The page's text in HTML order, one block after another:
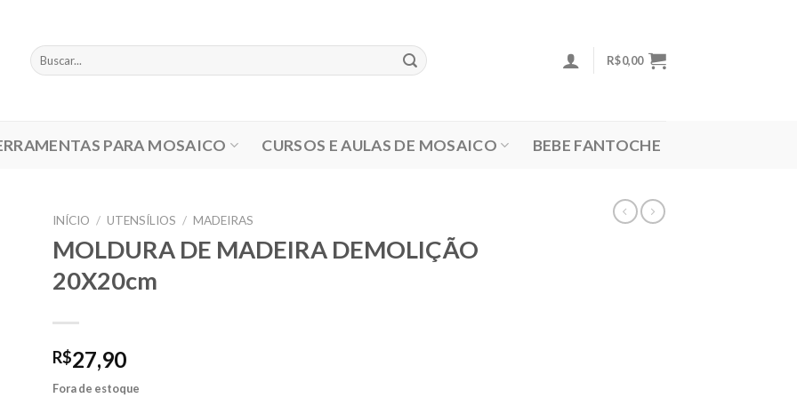
Pesquisar
por:
R$0,00
PARA MOSAICO CURSOS E AULAS DE MOSAICO BEBE FANTOCHE
INÍCIO / UTENSÍLIOS / MADEIRAS
MOLDURA DE MADEIRA DEMOLIÇÃO
20X20cm
R$27,90
Fora de estoque